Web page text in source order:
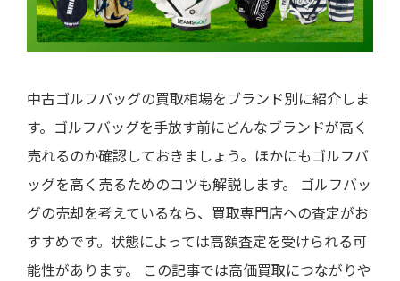
中古ゴルフバッグの買取相場をブランド別に紹介しま
す。ゴルフバッグを手放す前にどんなブランドが高く
売れるのか確認しておきましょう。ほかにもゴルフバ
ッグを高く売るためのコツも解説します。 ゴルフバッ
グの売却を考えているなら、買取専門店への査定がお
すすめです。状態によっては高額査定を受けられる可
能性があります。 この記事では高価買取につながりや